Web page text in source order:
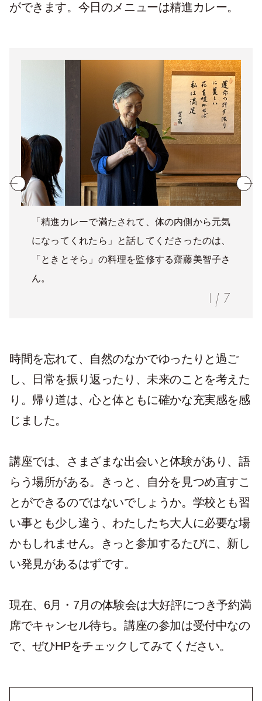
ができます。今日のメニューは精進カレー。
「精進カレーで満たされて、体の内側から元気
になってくれたら」と話してくださったのは、
「ときとそら」の料理を監修する齋藤美智子さ
ん。
1 / 7
時間を忘れて、自然のなかでゆったりと過ご
し、日常を振り返ったり、未来のことを考えた
り。帰り道は、心と体ともに確かな充実感を感
じました。
講座では、さまざまな出会いと体験があり、語
らう場所がある。きっと、自分を見つめ直すこ
とができるのではないでしょうか。学校とも習
い事とも少し違う、わたしたち大人に必要な場
かもしれません。きっと参加するたびに、新し
い発見があるはずです。
現在、6月・7月の体験会は大好評につき予約満
席でキャンセル待ち。講座の参加は受付中なの
で、ぜひHPをチェックしてみてください。